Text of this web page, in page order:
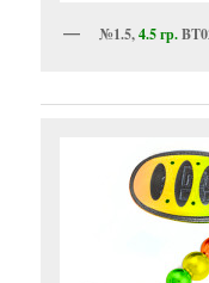
№1.5,4.5 гр.